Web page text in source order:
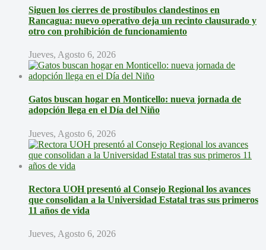
Siguen los cierres de prostíbulos clandestinos en
Rancagua: nuevo operativo deja un recinto clausurado y
otro con prohibición de funcionamiento
Jueves, Agosto 6, 2026
Gatos buscan hogar en Monticello: nueva jornada de
adopción llega en el Día del Niño
Jueves, Agosto 6, 2026
Rectora UOH presentó al Consejo Regional los avances
que consolidan a la Universidad Estatal tras sus primeros
11 años de vida
Jueves, Agosto 6, 2026